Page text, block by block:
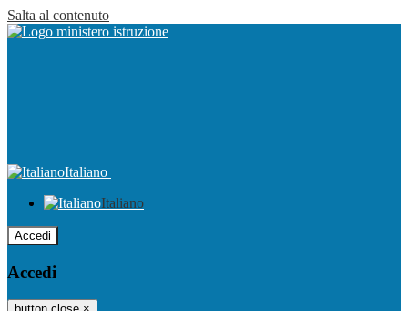
Salta al contenuto
Italiano
Italiano
Accedi
Accedi